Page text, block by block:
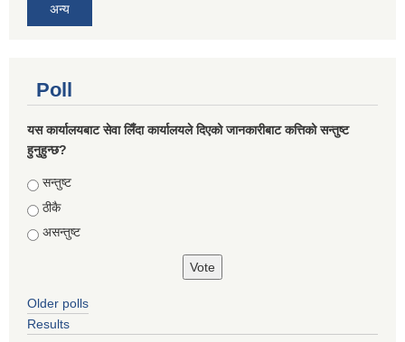
अन्य
Poll
यस कार्यालयबाट सेवा लिँदा कार्यालयले दिएको जानकारीबाट कत्तिको सन्तुष्ट
हुनुहुन्छ?
Choices
सन्तुष्ट
ठीकै
असन्तुष्ट
Older polls
Results